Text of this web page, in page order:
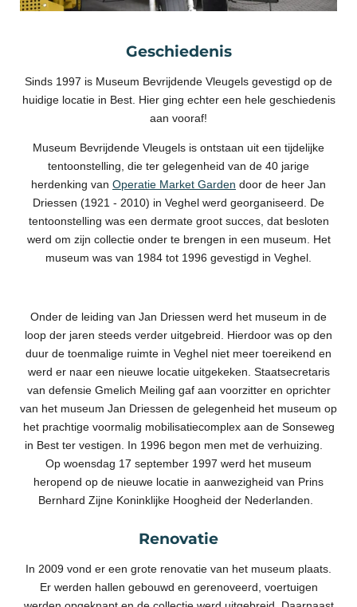
Geschiedenis
Sinds 1997 is Museum Bevrijdende Vleugels gevestigd op de
huidige locatie in Best. Hier ging echter een hele geschiedenis
aan vooraf!
Museum Bevrijdende Vleugels is ontstaan uit een tijdelijke
tentoonstelling, die ter gelegenheid van de 40 jarige
herdenking van Operatie Market Garden door de heer Jan
Driessen (1921 - 2010) in Veghel werd georganiseerd. De
tentoonstelling was een dermate groot succes, dat besloten
werd om zijn collectie onder te brengen in een museum. Het
museum was van 1984 tot 1996 gevestigd in Veghel.
Onder de leiding van Jan Driessen werd het museum in de
loop der jaren steeds verder uitgebreid. Hierdoor was op den
duur de toenmalige ruimte in Veghel niet meer toereikend en
werd er naar een nieuwe locatie uitgekeken. Staatsecretaris
van defensie Gmelich Meiling gaf aan voorzitter en oprichter
van het museum Jan Driessen de gelegenheid het museum op
het prachtige voormalig mobilisatiecomplex aan de Sonseweg
in Best ter vestigen. In 1996 begon men met de verhuizing.
Op woensdag 17 september 1997 werd het museum
heropend op de nieuwe locatie in aanwezigheid van Prins
Bernhard Zijne Koninklijke Hoogheid der Nederlanden.
Renovatie
In 2009 vond er een grote renovatie van het museum plaats.
Er werden hallen gebouwd en gerenoveerd, voertuigen